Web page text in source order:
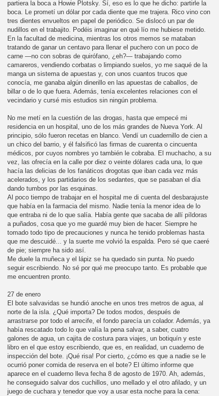
partiera la boca a Howie Plotsky. Sí, eso es lo que he dicho: partirle la
boca. Le prometí un dólar por cada diente que me trajera. Rico vino con
tres dientes envueltos en papel de periódico. Se dislocó un par de
nudillos en el trabajito. Podéis imaginar en qué lío me hubiese metido.
En la facultad de medicina, mientras los otros memos se mataban
tratando de ganar un centavo para llenar el puchero con un poco de
carne —no con sobras de quirófano, ¿eh?— trabajando como
camareros, vendiendo corbatas o limpiando suelos, yo me saqué de la
manga un sistema de apuestas y, con unos cuantos trucos que
conocía, me ganaba algún dinerillo en las apuestas de caballos, de
billar o de lo que fuera. Además, tenía excelentes relaciones con el
vecindario y cursé mis estudios sin ningún problema.
No me metí en la cuestión de las drogas, hasta que empecé mi
residencia en un hospital, uno de los más grandes de Nueva York. Al
principio, sólo fueron recetas en blanco. Vendí un cuadernillo de cien a
un chico del barrio, y él falsificó las firmas de cuarenta o cincuenta
médicos, por cuyos nombres yo también le cobraba. El muchacho, a su
vez, las ofrecía en la calle por diez o veinte dólares cada una, lo que
hacía las delicias de los fanáticos drogotas que iban cada vez más
acelerados, y los partidarios de los sedantes, que se pasaban el día
dando tumbos por las esquinas.
Al poco tiempo de trabajar en el hospital me di cuenta del desbarajuste
que había en la farmacia del mismo. Nadie tenía la menor idea de lo
que entraba ni de lo que salía. Había gente que sacaba de allí píldoras
a puñados, cosa que yo me guardé muy bien de hacer. Siempre he
tomado todo tipo de precauciones y nunca he tenido problemas hasta
que me descuidé... y la suerte me volvió la espalda. Pero sé que caeré
de pie; siempre ha sido así.
Me duele la muñeca y el lápiz se ha quedado sin punta. No puedo
seguir escribiendo. No sé por qué me preocupo tanto. Es probable que
me encuentren pronto.
27 de enero
El bote salvavidas se hundió anoche en unos tres metros de agua, al
norte de la isla. ¿Qué importa? De todos modos, después de
arrastrarse por todo el arrecife, el fondo parecía un colador. Además, ya
había rescatado todo lo que valía la pena salvar, a saber, cuatro
galones de agua, un cajita de costura para viajes, un botiquín y este
libro en el que estoy escribiendo, que es, en realidad, un cuaderno de
inspección del bote. ¡Qué risa! Por cierto, ¿cómo es que a nadie se le
ocurrió poner comida de reserva en el bote? El último informe que
aparece en el cuaderno lleva fecha 8 de agosto de 1970. Ah, además,
he conseguido salvar dos cuchillos, uno mellado y el otro afilado, y un
juego de cuchara y tenedor que voy a usar esta noche para la cena: